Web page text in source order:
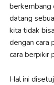
berkembang
datang
kita tidak
dengan cara
cara berpikir
Hal ini